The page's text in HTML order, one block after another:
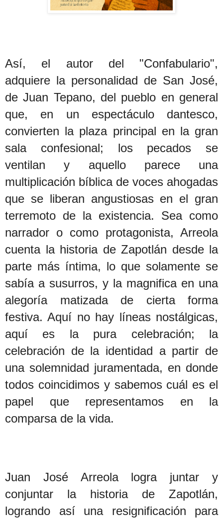
Así, el autor del "Confabulario",
adquiere la personalidad de San José,
de Juan Tepano, del pueblo en general
que, en un espectáculo dantesco,
convierten la plaza principal en la gran
sala confesional; los pecados se
ventilan y aquello parece una
multiplicación bíblica de voces ahogadas
que se liberan angustiosas en el gran
terremoto de la existencia. Sea como
narrador o como protagonista, Arreola
cuenta la historia de Zapotlán desde la
parte más íntima, lo que solamente se
sabía a susurros, y la magnifica en una
alegoría matizada de cierta forma
festiva. Aquí no hay líneas nostálgicas,
aquí es la pura celebración; la
celebración de la identidad a partir de
una solemnidad juramentada, en donde
todos coincidimos y sabemos cuál es el
papel que representamos en la
comparsa de la vida.
Juan José Arreola logra juntar y
conjuntar la historia de Zapotlán,
logrando así una resignificación para